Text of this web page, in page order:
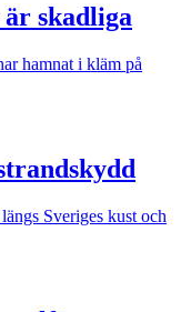
skadliga
hamnat i kläm på
Sveriges kust och